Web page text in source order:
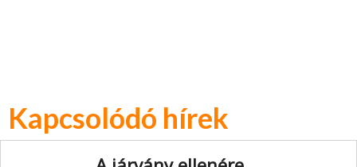
Kapcsolódó hírek